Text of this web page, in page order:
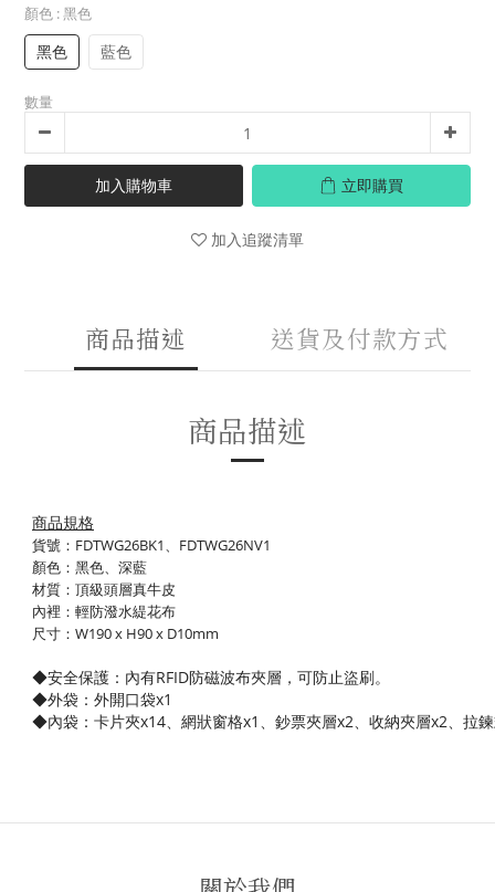
顏色 : 黑色
黑色 藍色
數量
加入購物車 立即購買
加入追蹤清單
商品描述 送貨及付款方式
商品描述
商品規格
貨號：FDTWG26BK1、 FDTWG26NV1
顏色：黑色、深藍
材質：頂級頭層真牛皮
內裡：輕防潑水緹花布
尺寸：W190 x H90 x D10mm
◆安全保護： 內有RFID防磁波布夾層，可防止盜刷。
◆外袋：外開口袋x1
◆內袋：卡片夾x14、網狀窗格x1、鈔票夾層x2、收納夾層x2、拉